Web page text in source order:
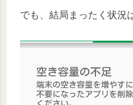
でも、結局まったく状況